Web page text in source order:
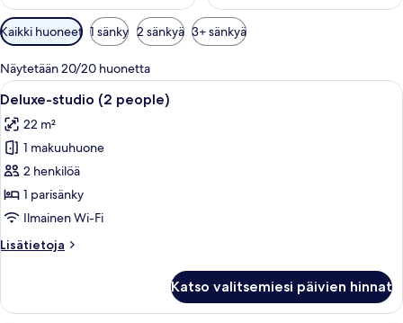
Huoneille
saatavilla
olevia
suodattimia
Kaikki huoneet 1 sänky 2 sänkyä 3+ sänkyä
Näytetään 20/20 huonetta
Avaa
kaikki
huonetyypin
Deluxe-
studio
(2
people)
Hotellihuone, jossa on sänky,
5
Deluxe-studio (2 people)
22 m²
1 makuuhuone
2 henkilöä
1 parisänky
Ilmainen Wi-Fi
Lisätietoja
Lisätietoja
(2
Katso valitsemiesi päivien hinnat